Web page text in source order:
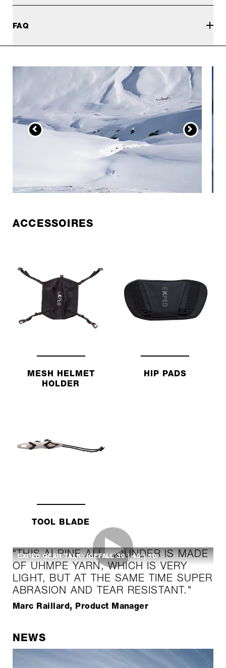
FAQ
ACCESSOIRES
MESH HELMET
HOLDER
HIP PADS
TOOL BLADE
EXPED GEAR TALK: ICEFALL 30 | 40 | 50
"THIS ALPINE ALL-ROUNDER IS MADE
OF UHMPE YARN, WHICH IS VERY
LIGHT, BUT AT THE SAME TIME SUPER
ABRASION AND TEAR RESISTANT."
Marc Raillard, Product Manager
NEWS